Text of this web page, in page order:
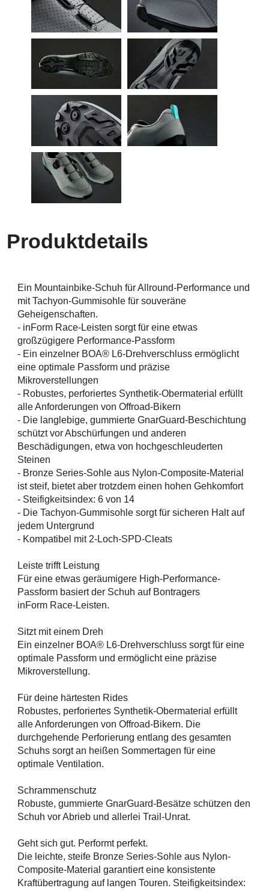
Produktdetails
Ein Mountainbike-Schuh für Allround-Performance und
mit Tachyon-Gummisohle für souveräne
Geheigenschaften.
- inForm Race-Leisten sorgt für eine etwas
großzügigere Performance-Passform
- Ein einzelner BOA® L6-Drehverschluss ermöglicht
eine optimale Passform und präzise
Mikroverstellungen
- Robustes, perforiertes Synthetik-Obermaterial erfüllt
alle Anforderungen von Offroad-Bikern
- Die langlebige, gummierte GnarGuard-Beschichtung
schützt vor Abschürfungen und anderen
Beschädigungen, etwa von hochgeschleuderten
Steinen
- Bronze Series-Sohle aus Nylon-Composite-Material
ist steif, bietet aber trotzdem einen hohen Gehkomfort
- Steifigkeitsindex: 6 von 14
- Die Tachyon-Gummisohle sorgt für sicheren Halt auf
jedem Untergrund
- Kompatibel mit 2-Loch-SPD-Cleats
Leiste trifft Leistung
Für eine etwas geräumigere High-Performance-
Passform basiert der Schuh auf Bontragers
inForm Race-Leisten.
Sitzt mit einem Dreh
Ein einzelner BOA® L6-Drehverschluss sorgt für eine
optimale Passform und ermöglicht eine präzise
Mikroverstellung.
Für deine härtesten Rides
Robustes, perforiertes Synthetik-Obermaterial erfüllt
alle Anforderungen von Offroad-Bikern. Die
durchgehende Perforierung entlang des gesamten
Schuhs sorgt an heißen Sommertagen für eine
optimale Ventilation.
Schrammenschutz
Robuste, gummierte GnarGuard-Besätze schützen den
Schuh vor Abrieb und allerlei Trail-Unrat.
Geht sich gut. Performt perfekt.
Die leichte, steife Bronze Series-Sohle aus Nylon-
Composite-Material garantiert eine konsistente
Kraftübertragung auf langen Touren. Steifigkeitsindex: